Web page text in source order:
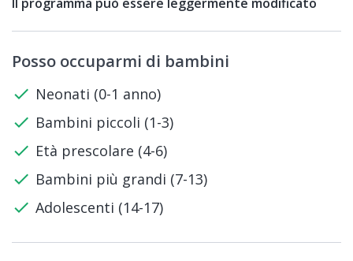
Posso occuparmi di bambini
check Neonati (0-1 anno)
check Bambini piccoli (1-3)
check Età prescolare (4-6)
check Bambini più grandi (7-13)
check Adolescenti (14-17)